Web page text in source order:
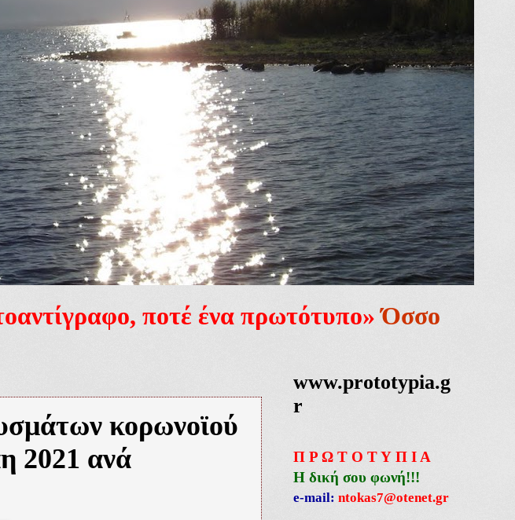
ποτέ ένα πρωτότυπο» Όσσο
κορωνοϊού
2021 ανά
www.prototypia.g
r
Π Ρ Ω Τ Ο Τ Υ Π Ι Α
Η δική σου φωνή!!!
e-mail: ntokas7@otenet.gr